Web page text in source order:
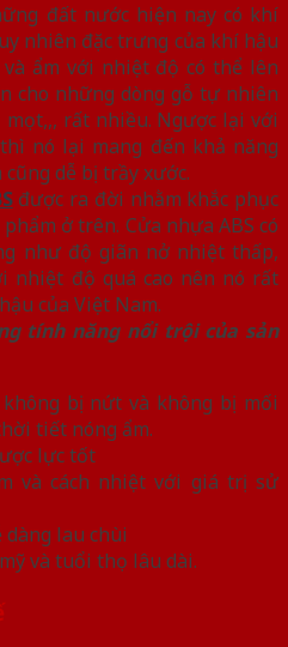
đất nước hiện nay có khí
nhiên đặc trưng của khí hậu
ẩm với nhiệt độ có thể lên
cho những dòng gỗ tự nhiên
rất nhiều. Ngược lại với
nó lại mang đến khả năng
dễ bị trầy xước.
được ra đời nhằm khắc phục
ở trên. Cửa nhựa ABS có
như độ giãn nở nhiệt thấp,
nhiệt độ quá cao nên nó rất
của Việt Nam.
tính năng nổi trội của sản
bị nứt và không bị mối
tiết nóng ẩm.
lực tốt
và cách nhiệt với giá trị sử
dàng lau chùi
và tuổi thọ lâu dài.